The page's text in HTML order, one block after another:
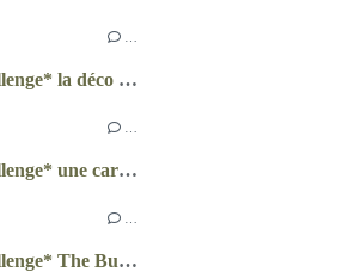
*Home Challenge* la déco outdoor
*Home Challenge* une caravane pour chambre d'hôtel
*Home Challenge* The Bureau ou l'art de travailler